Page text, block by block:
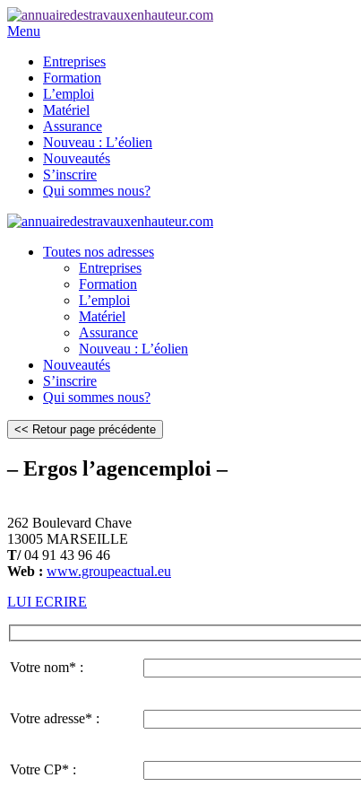
Menu
Entreprises
Formation
L’emploi
Matériel
Assurance
Nouveau : L’éolien
Nouveautés
S’inscrire
Qui sommes nous?
Toutes nos adresses
Entreprises
Formation
L’emploi
Matériel
Assurance
Nouveau : L’éolien
Nouveautés
S’inscrire
Qui sommes nous?
– Ergos l’agencemploi –
262 Boulevard Chave
13005 MARSEILLE
T/04 91 43 96 46
Web : www.groupeactual.eu
LUI ECRIRE
Votre nom* :
Votre adresse* :
Votre CP* :